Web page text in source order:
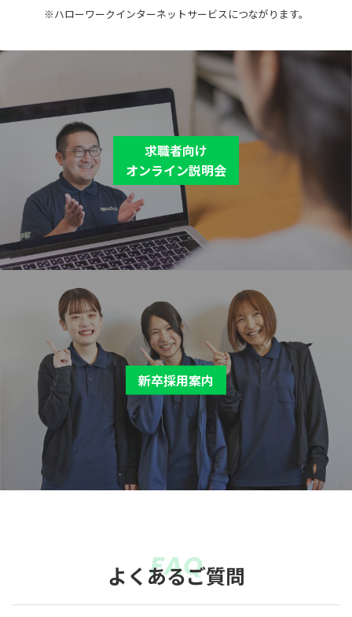
※ハローワークインターネットサービスにつながります。
求職者向け
オンライン説明会
新卒採用案内
よくあるご質問
FAQ